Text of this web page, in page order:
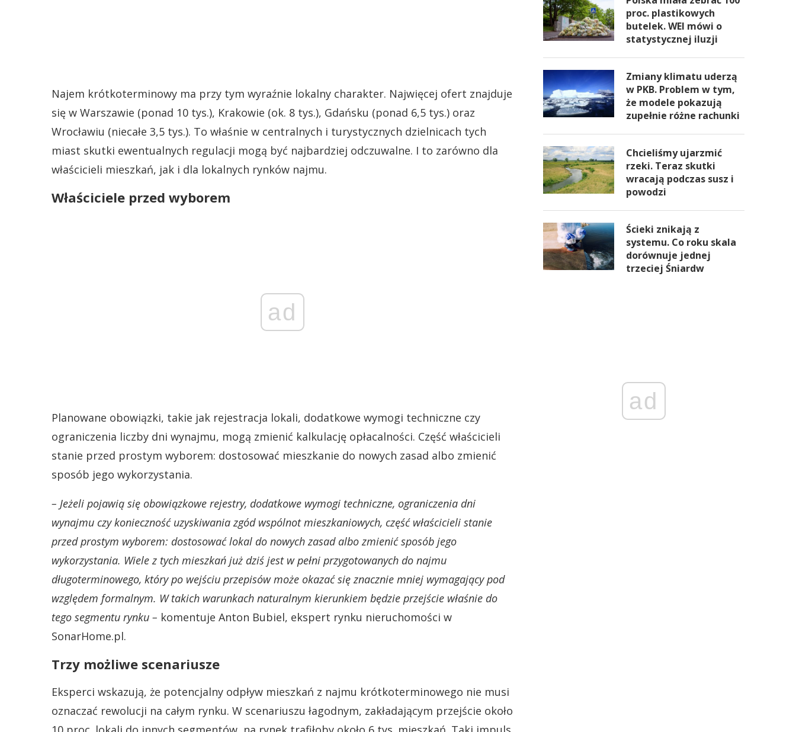
Najem krótkoterminowy ma przy tym wyraźnie lokalny charakter. Najwięcej ofert znajduje
się w Warszawie (ponad 10 tys.), Krakowie (ok. 8 tys.), Gdańsku (ponad 6,5 tys.) oraz
Wrocławiu (niecałe 3,5 tys.). To właśnie w centralnych i turystycznych dzielnicach tych
miast skutki ewentualnych regulacji mogą być najbardziej odczuwalne. I to zarówno dla
właścicieli mieszkań, jak i dla lokalnych rynków najmu.
Właściciele przed wyborem
ad
Planowane obowiązki, takie jak rejestracja lokali, dodatkowe wymogi techniczne czy
ograniczenia liczby dni wynajmu, mogą zmienić kalkulację opłacalności. Część właścicieli
stanie przed prostym wyborem: dostosować mieszkanie do nowych zasad albo zmienić
sposób jego wykorzystania.
– Jeżeli pojawią się obowiązkowe rejestry, dodatkowe wymogi techniczne, ograniczenia dni
wynajmu czy konieczność uzyskiwania zgód wspólnot mieszkaniowych, część właścicieli stanie
przed prostym wyborem: dostosować lokal do nowych zasad albo zmienić sposób jego
wykorzystania. Wiele z tych mieszkań już dziś jest w pełni przygotowanych do najmu
długoterminowego, który po wejściu przepisów może okazać się znacznie mniej wymagający pod
względem formalnym. W takich warunkach naturalnym kierunkiem będzie przejście właśnie do
tego segmentu rynku – komentuje Anton Bubiel, ekspert rynku nieruchomości w
SonarHome.pl.
Trzy możliwe scenariusze
Eksperci wskazują, że potencjalny odpływ mieszkań z najmu krótkoterminowego nie musi
oznaczać rewolucji na całym rynku. W scenariuszu łagodnym, zakładającym przejście około
proc. plastikowych
butelek. WEI mówi o
statystycznej iluzji
Zmiany klimatu uderzą
w PKB. Problem w tym,
że modele pokazują
zupełnie różne rachunki
Chcieliśmy ujarzmić
rzeki. Teraz skutki
wracają podczas susz i
powodzi
Ścieki znikają z
systemu. Co roku skala
dorównuje jednej
trzeciej Śniardw
ad